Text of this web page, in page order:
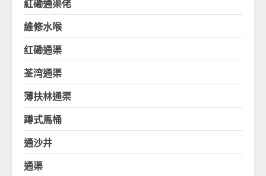
紅磡通渠佬
維修水喉
红磡通渠
荃湾通渠
薄扶林通渠
蹲式馬桶
通沙井
通渠